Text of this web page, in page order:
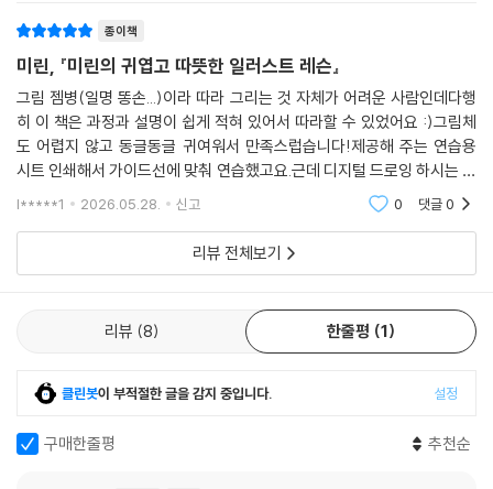
종이책
미린, 『미린의 귀엽고 따뜻한 일러스트 레슨』
그림 젬병(일명 똥손...)이라 따라 그리는 것 자체가 어려운 사람인데다행
히 이 책은 과정과 설명이 쉽게 적혀 있어서 따라할 수 있었어요 :)그림체
도 어렵지 않고 동글동글 귀여워서 만족스럽습니다!제공해 주는 연습용
시트 인쇄해서 가이드선에 맞춰 연습했고요.근데 디지털 드로잉 하시는 분
들께 더 유용할 것 같긴 해요.그리고 이 책에 제공된 일러스트를 png 파일
l*****1 2026.05.28. 신고 0 댓글0
리뷰 전체보기
리뷰 8 한줄평 1
클린봇이 부적절한 글을 감지 중입니다. 설정
구매한줄평 추천순